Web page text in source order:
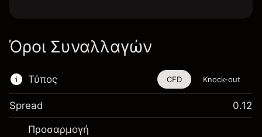
Όροι Συναλλαγών
Τύπος
Αυτό το χρηματοοικονομικό εργαλείο είναι
διαθέσιμο για διαπραγμάτευση μέσω CFDs
CFD Knock-out
Spread 0.12
Προσαρμογή